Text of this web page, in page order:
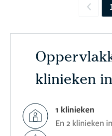
klinieken
1 klinieken
En 2 klinieken